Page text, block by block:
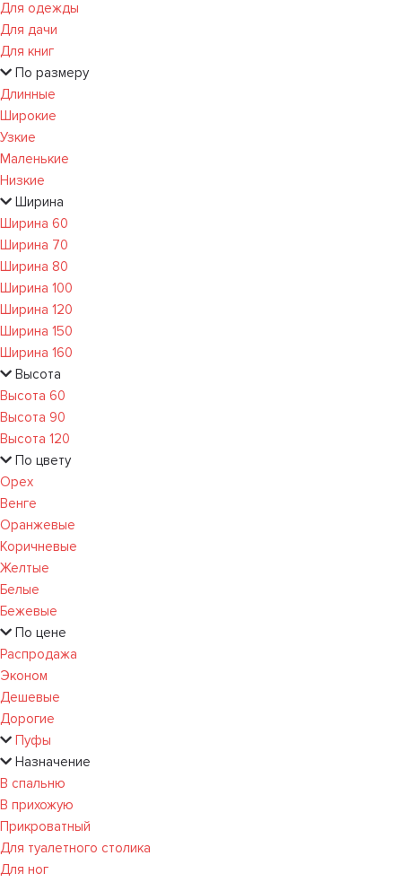
Для одежды
Для дачи
Для книг
По размеру
Длинные
Широкие
Узкие
Маленькие
Низкие
Ширина
Ширина 60
Ширина 70
Ширина 80
Ширина 100
Ширина 120
Ширина 150
Ширина 160
Высота
Высота 60
Высота 90
Высота 120
По цвету
Орех
Венге
Оранжевые
Коричневые
Желтые
Белые
Бежевые
По цене
Распродажа
Эконом
Дешевые
Дорогие
Пуфы
Назначение
В спальню
В прихожую
Прикроватный
Для туалетного столика
Для ног